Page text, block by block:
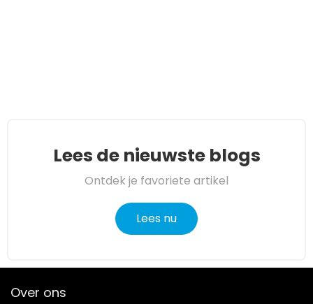
Lees de nieuwste blogs
Ontdek je favoriete artikel
Lees nu
Over ons